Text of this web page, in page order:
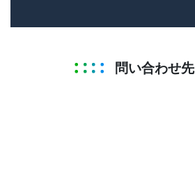
問い合わせ先